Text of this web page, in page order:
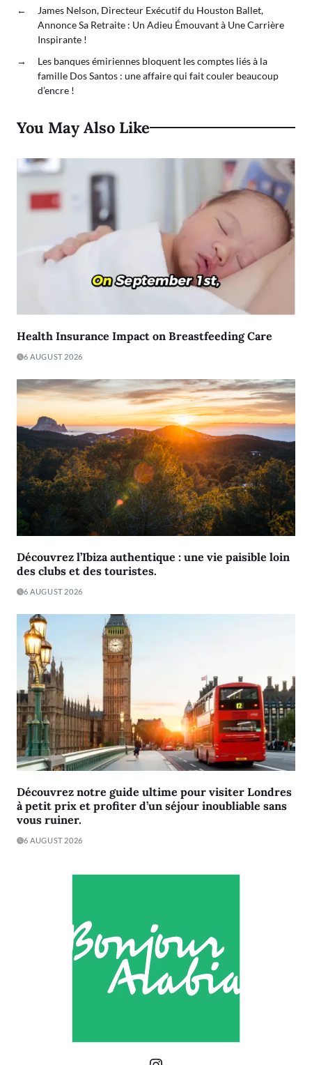
←
James Nelson, Directeur Exécutif du Houston Ballet,
Annonce Sa Retraite : Un Adieu Émouvant à Une Carrière
Inspirante !
→
Les banques émiriennes bloquent les comptes liés à la
famille Dos Santos : une affaire qui fait couler beaucoup
d’encre !
You May Also Like
Health Insurance Impact on Breastfeeding Care
6 AUGUST 2026
Découvrez l’Ibiza authentique : une vie paisible loin
des clubs et des touristes.
6 AUGUST 2026
Découvrez notre guide ultime pour visiter Londres
à petit prix et profiter d’un séjour inoubliable sans
vous ruiner.
6 AUGUST 2026